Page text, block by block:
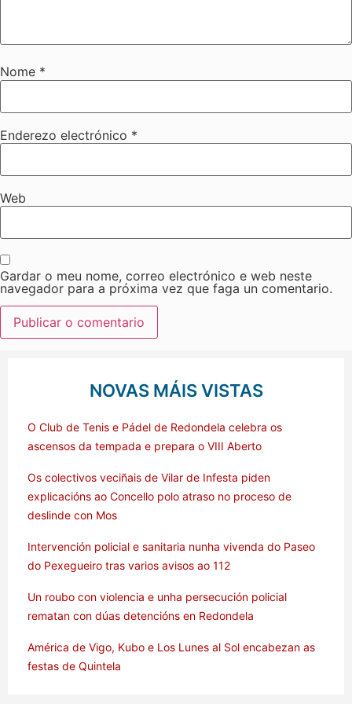
Nome *
Enderezo electrónico *
Web
Gardar o meu nome, correo electrónico e web neste
navegador para a próxima vez que faga un comentario.
NOVAS MÁIS VISTAS
O Club de Tenis e Pádel de Redondela celebra os
ascensos da tempada e prepara o VIII Aberto
Os colectivos veciñais de Vilar de Infesta piden
explicacións ao Concello polo atraso no proceso de
deslinde con Mos
Intervención policial e sanitaria nunha vivenda do Paseo
do Pexegueiro tras varios avisos ao 112
Un roubo con violencia e unha persecución policial
rematan con dúas detencións en Redondela
América de Vigo, Kubo e Los Lunes al Sol encabezan as
festas de Quintela